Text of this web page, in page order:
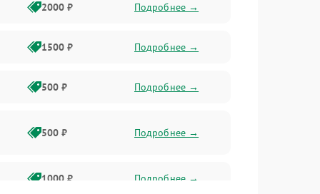
2000 ₽ Подробнее →
1500 ₽ Подробнее →
500 ₽ Подробнее →
500 ₽ Подробнее →
1000 ₽ Подробнее →